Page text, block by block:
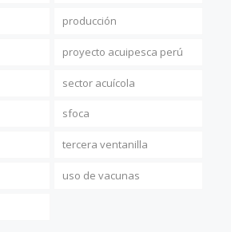
producción
proyecto acuipesca perú
sector acuícola
sfoca
tercera ventanilla
uso de vacunas